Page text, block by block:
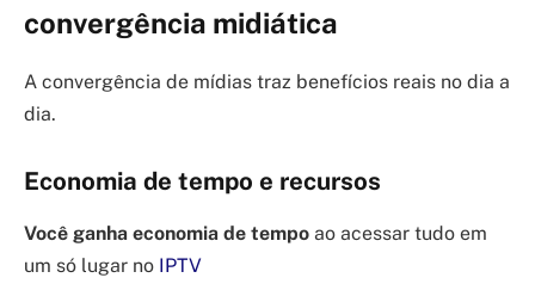
convergência midiática
A convergência de mídias traz benefícios reais no dia a
dia.
Economia de tempo e recursos
Você ganha economia de tempo ao acessar tudo em
um só lugar no IPTV